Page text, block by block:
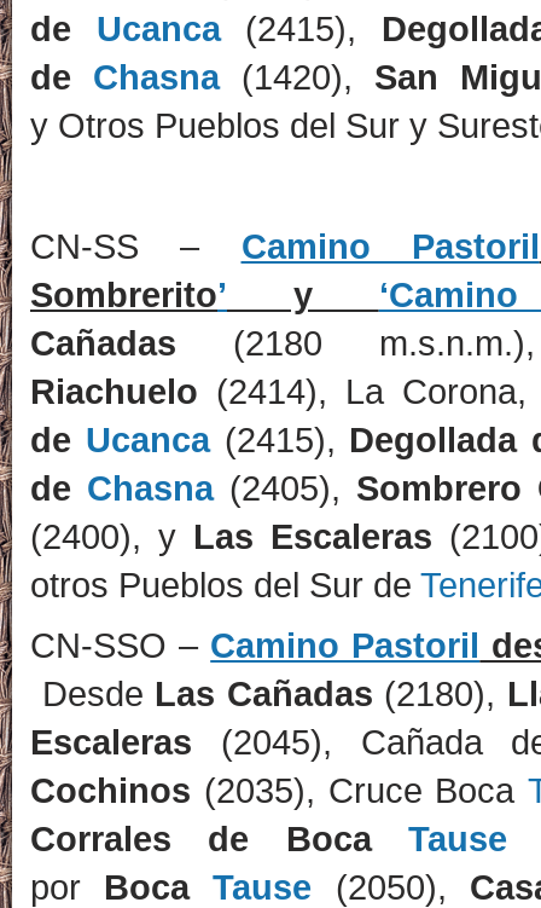
de Ucanca(2415),
de
Chasna(1420), San
y Otros Pueblos del Sur y
CN-SS – Camino Pastoril
Sombrerito’ y
Cañadas (2180
Riachuelo (2414), La
de Ucanca(2415), Degollada
de Chasna(2405), Sombrero
(2400), y Las Escaleras
otros Pueblos del Sur de
CN-SSO – Camino Pastoril
Desde Las Cañadas (2180),
Escaleras (2045), Cañada
Cochinos (2035), Cruce Boca
Corrales de BocaTause
por BocaTause (2050),